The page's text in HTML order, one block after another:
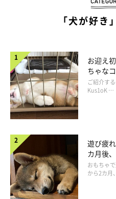
「犬が好き
お迎え
ちゃな
コ“コー
長！
ご紹介す
Kus1oK …
遊び疲
カ月後
成長！
おもちゃ
から2カ月